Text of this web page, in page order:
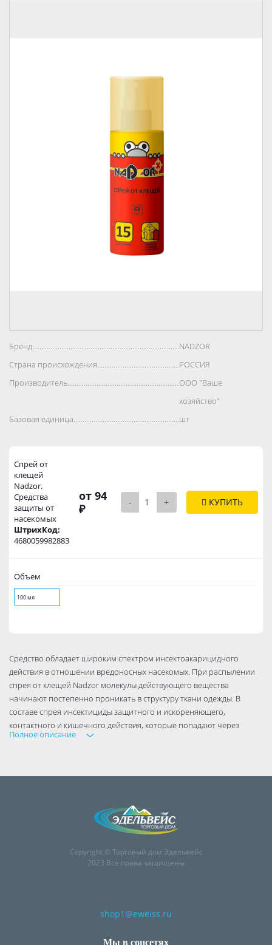
Бренд..................................................................................NADZOR
Страна происхождения..................................................................................
РОССИЯ
Производитель..................................................................................
ООО "Ваше
хозяйство"
Базовая единица..................................................................................
шт
Спрей от
клещей
Nadzor.
Средства
защиты от
насекомых
ШтрихКод:
4680059982883
от 94
₽
- + КУПИТЬ
Объем
100 мл
Средство обладает широким спектром инсектоакарицидного
действия в отношении вредоносных насекомых. При распылении
спрея от клещей Nadzor молекулы действующего вещества
начинают постепенно проникать в структуру ткани одежды. В
составе спрея инсектициды защитного и искореняющего,
контактного и кишечного действия, которые попадают через
дыхательные пути насекомого, его хитиновый покров и
насекомых и достигается эффект от использования средства.
Полное описание
Copyright © Торговый дом Эдельвейс
2023 Все права защищены
shop1@eweiss.ru
Мы в соцсетях